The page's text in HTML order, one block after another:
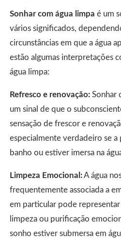
Sonhar com água limpa é um
vários significados,
circunstâncias em que a água
estão algumas interpretações
água limpa:
Refresco e renovação: Sonhar
um sinal de que o
sensação de frescor e
especialmente verdadeiro se a
banho ou estiver imersa na
Limpeza Emocional:A água
frequentemente associada a
em particular pode
limpeza ou purificação
sonho estiver submersa em